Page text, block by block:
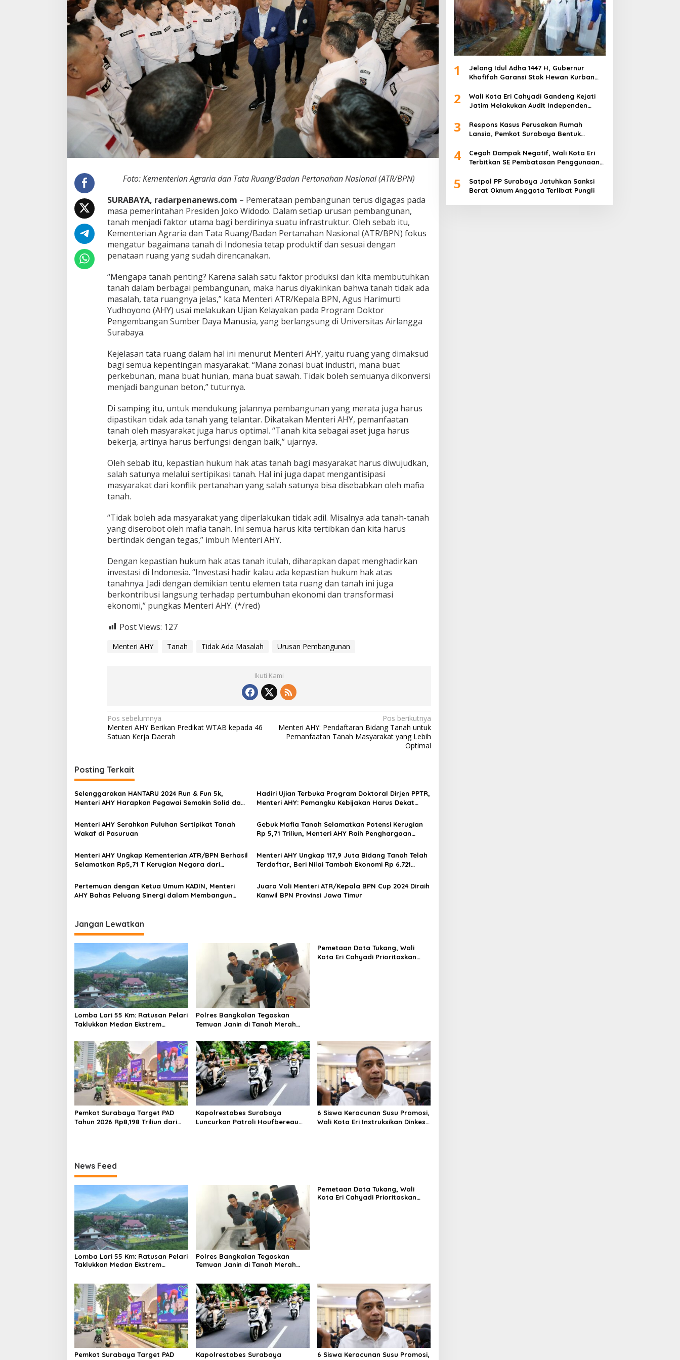
u
s
a
n
P
a
n
M
n
t
r
i
A
H
Y
:
H
r
u
s
D
i
y
a
k
n
k
a
n
d
a
k
A
d
M
a
s
h
Foto: Kementerian Agraria dan Tata Ruang/Badan Pertanahan Nasional (ATR/BPN)
SURABAYA, radarpenanews.com – Pemerataan pembangunan terus digagas pada
masa pemerintahan Presiden Joko Widodo. Dalam setiap urusan pembangunan,
tanah menjadi faktor utama bagi berdirinya suatu infrastruktur. Oleh sebab itu,
Kementerian Agraria dan Tata Ruang/Badan Pertanahan Nasional (ATR/BPN) fokus
mengatur bagaimana tanah di Indonesia tetap produktif dan sesuai dengan
penataan ruang yang sudah direncanakan.
“Mengapa tanah penting? Karena salah satu faktor produksi dan kita membutuhkan
tanah dalam berbagai pembangunan, maka harus diyakinkan bahwa tanah tidak ada
masalah, tata ruangnya jelas,” kata Menteri ATR/Kepala BPN, Agus Harimurti
Yudhoyono (AHY) usai melakukan Ujian Kelayakan pada Program Doktor
Pengembangan Sumber Daya Manusia, yang berlangsung di Universitas Airlangga
Surabaya.
Kejelasan tata ruang dalam hal ini menurut Menteri AHY, yaitu ruang yang dimaksud
bagi semua kepentingan masyarakat. “Mana zonasi buat industri, mana buat
perkebunan, mana buat hunian, mana buat sawah. Tidak boleh semuanya dikonversi
menjadi bangunan beton,” tuturnya.
Di samping itu, untuk mendukung jalannya pembangunan yang merata juga harus
dipastikan tidak ada tanah yang telantar. Dikatakan Menteri AHY, pemanfaatan
tanah oleh masyarakat juga harus optimal. “Tanah kita sebagai aset juga harus
bekerja, artinya harus berfungsi dengan baik,” ujarnya.
Oleh sebab itu, kepastian hukum hak atas tanah bagi masyarakat harus diwujudkan,
salah satunya melalui sertipikasi tanah. Hal ini juga dapat mengantisipasi
masyarakat dari konflik pertanahan yang salah satunya bisa disebabkan oleh mafia
tanah.
“Tidak boleh ada masyarakat yang diperlakukan tidak adil. Misalnya ada tanah-tanah
yang diserobot oleh mafia tanah. Ini semua harus kita tertibkan dan kita harus
bertindak dengan tegas,” imbuh Menteri AHY.
Dengan kepastian hukum hak atas tanah itulah, diharapkan dapat menghadirkan
investasi di Indonesia. “Investasi hadir kalau ada kepastian hukum hak atas
tanahnya. Jadi dengan demikian tentu elemen tata ruang dan tanah ini juga
berkontribusi langsung terhadap pertumbuhan ekonomi dan transformasi
ekonomi,” pungkas Menteri AHY. (*/red)
Post Views: 127
Menteri AHY Tanah Tidak Ada Masalah Urusan Pembangunan
Ikuti Kami
N
a
i
g
a
s
i
p
s
Pos sebelumnya
Menteri AHY Berikan Predikat WTAB kepada 46
Satuan Kerja Daerah
Pos berikutnya
Menteri AHY: Pendaftaran Bidang Tanah untuk
Pemanfaatan Tanah Masyarakat yang Lebih
Optimal
Posting Terkait
Selenggarakan HANTARU 2024 Run & Fun 5k,
Menteri AHY Harapkan Pegawai Semakin Solid dan
Hadiri Ujian Terbuka Program Doktoral Dirjen PPTR,
Menteri AHY: Pemangku Kebijakan Harus Dekat
Menteri AHY Serahkan Puluhan Sertipikat Tanah
Wakaf di Pasuruan
Gebuk Mafia Tanah Selamatkan Potensi Kerugian
Rp 5,71 Triliun, Menteri AHY Raih Penghargaan
Menteri AHY Ungkap Kementerian ATR/BPN Berhasil
Selamatkan Rp5,71 T Kerugian Negara dari
Menteri AHY Ungkap 117,9 Juta Bidang Tanah Telah
Terdaftar, Beri Nilai Tambah Ekonomi Rp 6.721
Pertemuan dengan Ketua Umum KADIN, Menteri
AHY Bahas Peluang Sinergi dalam Membangun
Juara Voli Menteri ATR/Kepala BPN Cup 2024 Diraih
Kanwil BPN Provinsi Jawa Timur
Jangan Lewatkan
Lomba Lari 55 Km: Ratusan Pelari
Taklukkan Medan Ekstrem
Polres Bangkalan Tegaskan
Temuan Janin di Tanah Merah
Pemetaan Data Tukang, Wali
Kota Eri Cahyadi Prioritaskan
Pemkot Surabaya Target PAD
Tahun 2026 Rp8,198 Triliun dari
Kapolrestabes Surabaya
Luncurkan Patroli Houfbereau
6 Siswa Keracunan Susu Promosi,
Wali Kota Eri Instruksikan Dinkes
News Feed
Lomba Lari 55 Km: Ratusan Pelari
Taklukkan Medan Ekstrem
Polres Bangkalan Tegaskan
Temuan Janin di Tanah Merah
Pemetaan Data Tukang, Wali
Kota Eri Cahyadi Prioritaskan
Pemkot Surabaya Target PAD
Kapolrestabes Surabaya
6 Siswa Keracunan Susu Promosi,
1
Jelang Idul Adha 1447 H, Gubernur
Khofifah Garansi Stok Hewan Kurban
2
Wali Kota Eri Cahyadi Gandeng Kejati
Jatim Melakukan Audit Independen
3
Respons Kasus Perusakan Rumah
Lansia, Pemkot Surabaya Bentuk
4
Cegah Dampak Negatif, Wali Kota Eri
Terbitkan SE Pembatasan Penggunaan
5
Satpol PP Surabaya Jatuhkan Sanksi
Berat Oknum Anggota Terlibat Pungli